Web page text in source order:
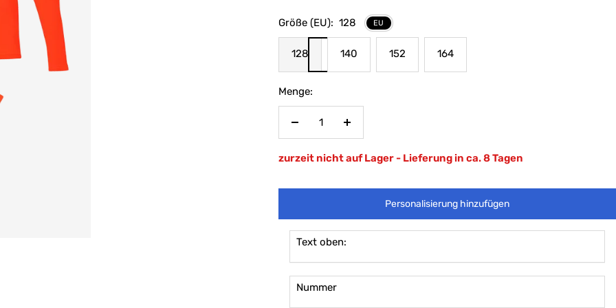
Größe (EU): 128 EU
128 140 152 164
Menge:
Menge
Menge
zurzeit nicht auf Lager - Lieferung in ca. 8 Tagen
Personalisierung hinzufügen
Text oben:
Nummer